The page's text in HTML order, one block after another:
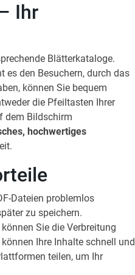
Ihr
Blätterkataloge.
es den Besuchern, durch das
können Sie bequem
die Pfeiltasten Ihrer
dem Bildschirm
hochwertiges
Dateien problemlos
zu speichern.
Sie die Verbreitung
Ihre Inhalte schnell und
teilen, um Ihr